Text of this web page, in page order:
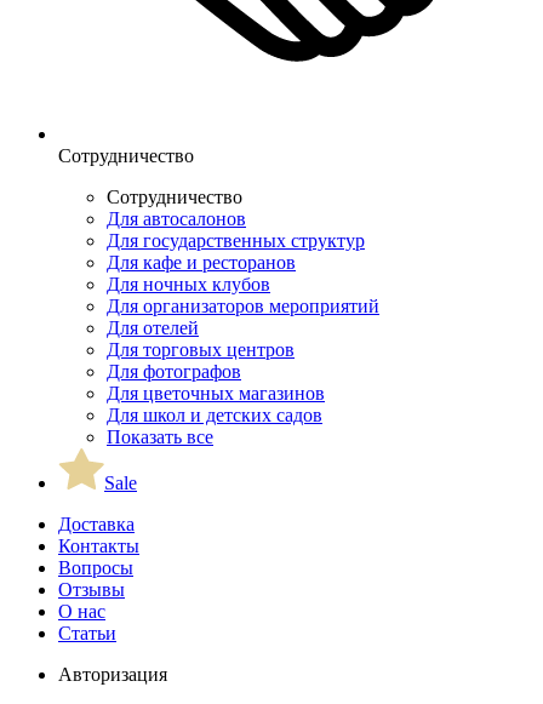
Сотрудничество
Сотрудничество
Для автосалонов
Для государственных структур
Для кафе и ресторанов
Для ночных клубов
Для организаторов мероприятий
Для отелей
Для торговых центров
Для фотографов
Для цветочных магазинов
Для школ и детских садов
Показать все
Sale
Доставка
Контакты
Вопросы
Отзывы
О нас
Статьи
Авторизация